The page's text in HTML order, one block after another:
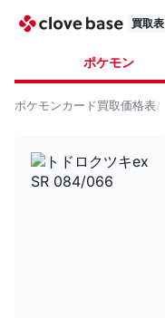
買取表
ポケモン
ポケモンカード買取価格表